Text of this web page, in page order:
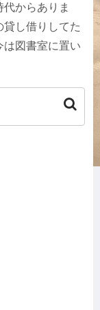
からありま
し借りしてた
は図書室に置い